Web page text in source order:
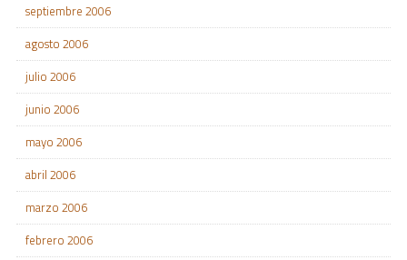
septiembre 2006
agosto 2006
julio 2006
junio 2006
mayo 2006
abril 2006
marzo 2006
febrero 2006